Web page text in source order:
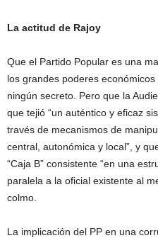
La actitud de Rajoy
Que el Partido Popular es una
los grandes poderes
ningún secreto. Pero que la
que tejió “un auténtico y eficaz
través de mecanismos de
central, autonómica y local”, y
“Caja B” consistente “en una
paralela a la oficial existente al
colmo.
La implicación del PP en una